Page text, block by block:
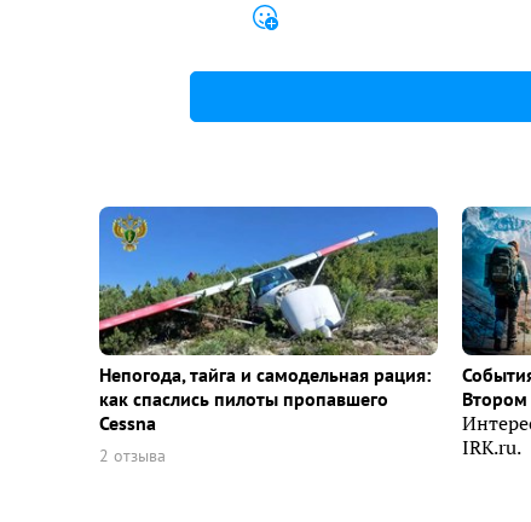
Непогода, тайга и самодельная рация:
как спаслись пилоты пропавшего
Cessna
2 отзыва
IRK.ru.